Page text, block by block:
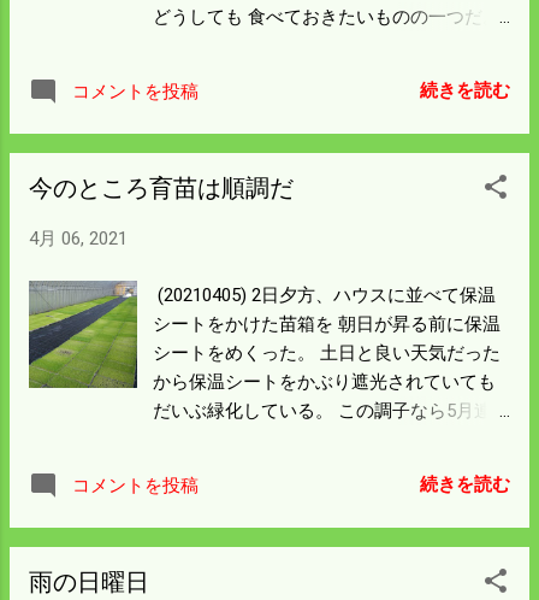
どうしても 食べておきたいものの一つだ。
があれば 簡単に増えてくれることもあるが
中々場所探しに苦労する。 僕がこまめにす
かない。 明日はヨットのオジサンが開拓し
コメントを投稿 続きを読む
今のところ育苗は順調だ
4月 06, 2021
(20210405) 2日夕方、ハウスに並べて保温
シートをかけた苗箱を 朝日が昇る前に保温
シートをめくった。 土日と良い天気だった
から保温シートをかぶり遮光されていても
だいぶ緑化している。 この調子なら5月連
240枚をハウスの中に並べ 保温シートをか
けた。 いよいよ田んぼの作業と行きたいと
るので 先にそれを済ませる。 牡蠣殻の散布
コメントを投稿 続きを読む
雨の日曜日